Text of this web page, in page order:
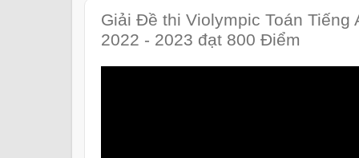
Giải Đề thi Violympic Toán Tiếng
2022 - 2023 đạt 800 Điểm